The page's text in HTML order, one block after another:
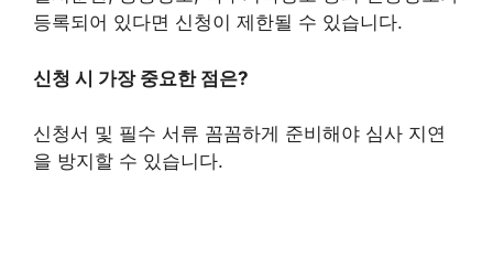
등록되어 있다면 신청이 제한될 수 있습니다.
신청 시 가장 중요한 점은?
신청서 및 필수 서류 꼼꼼하게 준비해야 심사 지연
을 방지할 수 있습니다.